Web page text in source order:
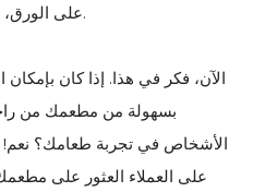
على الورق، يقوم هذا البرنامج بذلك نيابة عنك.
الآن، فكر في هذا. إذا كان
بسهولة من مطعمك من
الأشخاص في تجربة طعامك؟ نعم!
على العملاء العثور على